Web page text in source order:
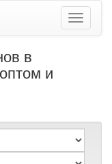
в
и